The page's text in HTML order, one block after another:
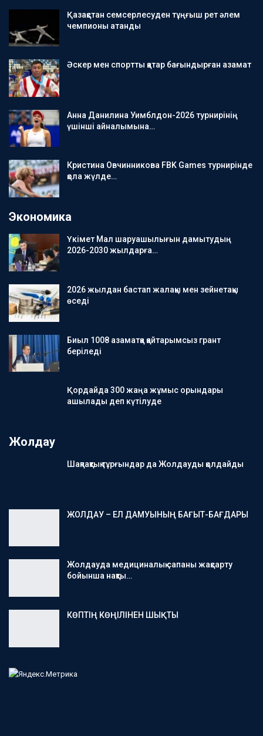
Қазақстан семсерлесуден тұңғыш рет әлем
чемпионы атанды
Әскер мен спортты қатар бағындырған азамат
Анна Данилина Уимблдон-2026 турнирінің
үшінші айналымына…
Кристина Овчинникова FBK Games турнирінде
қола жүлде…
Экономика
Үкімет Мал шаруашылығын дамытудың
2026-2030 жылдарға…
2026 жылдан бастап жалақы мен зейнетақы
өседі
Биыл 1008 азаматқа қайтарымсыз грант
беріледі
Қордайда 300 жаңа жұмыс орындары
ашылады деп күтілуде
Жолдау
Шақпақтық тұрғындар да Жолдауды қолдайды
ЖОЛДАУ – ЕЛ ДАМУЫНЫҢ БАҒЫТ-БАҒДАРЫ
Жолдауда медициналық сапаны жақсарту
бойынша нақты…
КӨПТІҢ КӨҢІЛІНЕН ШЫҚТЫ